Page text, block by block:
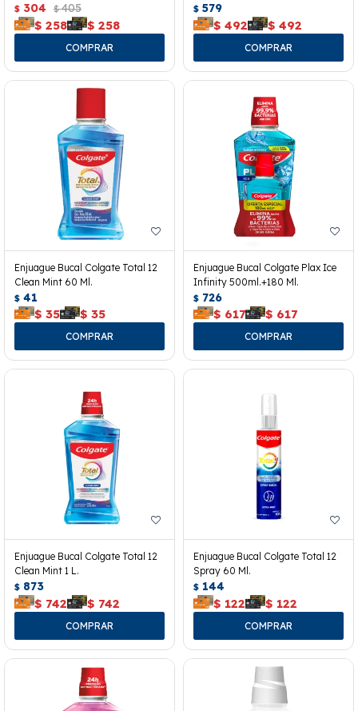
$ 304 $ 405
$ 258 $ 258
$ 579
$ 492 $ 492
Enjuague Bucal Colgate Total 12
Clean Mint 60 Ml.
$ 41
$ 35 $ 35
Enjuague Bucal Colgate Plax Ice
Infinity 500ml.+180 Ml.
$ 726
$ 617 $ 617
Enjuague Bucal Colgate Total 12
Clean Mint 1 L.
$ 873
$ 742 $ 742
Enjuague Bucal Colgate Total 12
Spray 60 Ml.
$ 144
$ 122 $ 122